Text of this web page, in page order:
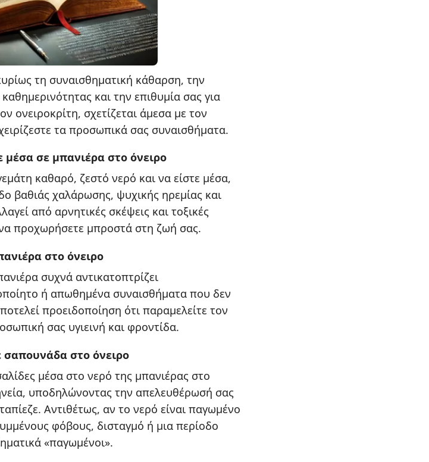
τη συναισθηματική κάθαρση, την
και την επιθυμία σας για
σχετίζεται άμεσα με τον
τα προσωπικά σας συναισθήματα.
μέσα σε μπανιέρα στο όνειρο
καθαρό, ζεστό νερό και να είστε μέσα,
βαθιάς χαλάρωσης, ψυχικής ηρεμίας και
από αρνητικές σκέψεις και τοξικές
να προχωρήσετε μπροστά στη ζωή σας.
στο όνειρο
συχνά αντικατοπτρίζει
ή απωθημένα συναισθήματα που δεν
προειδοποίηση ότι παραμελείτε τον
σας υγιεινή και φροντίδα.
στο όνειρο
μέσα στο νερό της μπανιέρας στο
υποδηλώνοντας την απελευθέρωσή σας
Αντιθέτως, αν το νερό είναι παγωμένο
φόβους, δισταγμό ή μια περίοδο
«παγωμένοι».